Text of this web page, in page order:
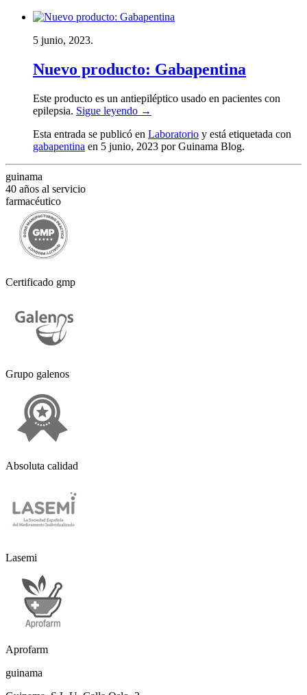
5 junio, 2023.
Nuevo producto: Gabapentina
Este producto es un antiepiléptico usado en pacientes con
epilepsia. Sigue leyendo →
Esta entrada se publicó en Laboratorio y está etiquetada con
gabapentina en 5 junio, 2023 por Guinama Blog.
guinama
40 años al servicio
farmacéutico
Certificado gmp
Grupo galenos
Absoluta calidad
Lasemi
Aprofarm
guinama